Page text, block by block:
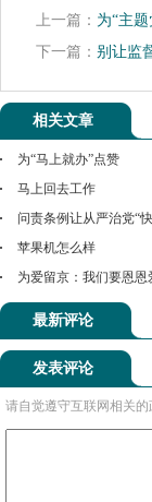
上一篇： 为“主
下一篇： 别让监
相关文章
为“马上就办”点赞
马上回去工作
问责条例让从严治党“
苹果机怎么样
为爱留京：我们要恩恩
最新评论
发表评论
请自觉遵守互联网相关的